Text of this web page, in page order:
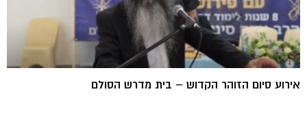
אירוע סיום הזוהר הקדוש – בית מדרש הסולם